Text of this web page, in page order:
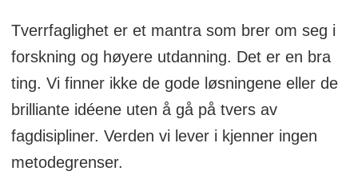
Tverrfaglighet er et mantra som brer om seg i
forskning og høyere utdanning. Det er en bra
ting. Vi finner ikke de gode løsningene eller de
brilliante idéene uten å gå på tvers av
fagdisipliner. Verden vi lever i kjenner ingen
metodegrenser.